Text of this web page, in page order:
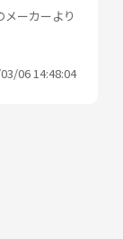
ーカーより
06 14:48:04